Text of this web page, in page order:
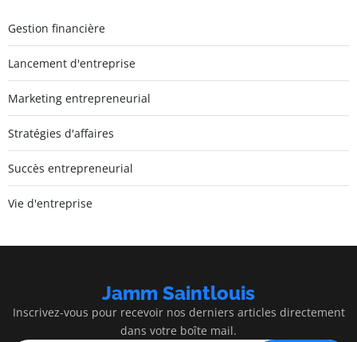
Gestion financière
Lancement d'entreprise
Marketing entrepreneurial
Stratégies d'affaires
Succès entrepreneurial
Vie d'entreprise
Jamm Saintlouis
Inscrivez-vous pour recevoir nos derniers articles directement
dans votre boîte mail.